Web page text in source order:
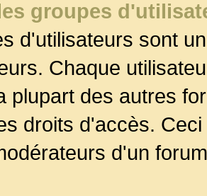
groupes
d'utilisateurs sont
Chaque
plupart des autres
droits d'accès.
d'un